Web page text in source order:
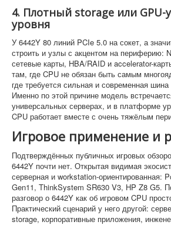
4. Плотный storage или GPU-
уровня
У 6442Y 80 линий PCIe 5.0 на сокет, а
строить и узлы с акцентом на периферию:
сетевые карты, HBA/RAID и accelerator-
там, где CPU не обязан быть самым
где требуется сильная и современная
Именно по этой причине модель
универсальных серверах, и в платформе
CPU работает вместе с очень тяжёлым
Игровое применение и
Подтверждённых публичных игровых
6442Y почти нет. Открытая видимая
серверная и workstation-ориентированная:
Gen11, ThinkSystem SR630 V3, HP Z8 G5.
разговор о 6442Y как об игровом CPU
Практический сценарий у него другой:
storage, корпоративные приложения,